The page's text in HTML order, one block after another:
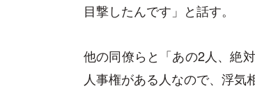
目撃したんです」と話す。
他の同僚らと「あの2人、絶
人事権がある人なので、浮気